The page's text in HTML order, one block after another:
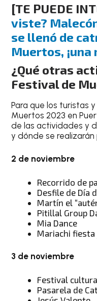
[TE PUEDE
viste?
se llenó de
Muertos,
¿Qué otras
Festival de
Para que los turistas
Muertos 2023 en
de las actividades y
y dónde se
2 de noviembre
Recorrido de
Desfile de Día
Martín el
Pitillal Group
Mia Dance
Mariachi
3 de noviembre
Festival
Pasarela de